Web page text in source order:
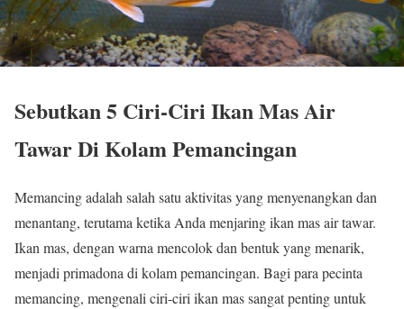
Sebutkan 5 Ciri-Ciri Ikan Mas Air
Tawar Di Kolam Pemancingan
Memancing adalah salah satu aktivitas yang menyenangkan dan
menantang, terutama ketika Anda menjaring ikan mas air tawar.
Ikan mas, dengan warna mencolok dan bentuk yang menarik,
menjadi primadona di kolam pemancingan. Bagi para pecinta
memancing, mengenali ciri-ciri ikan mas sangat penting untuk